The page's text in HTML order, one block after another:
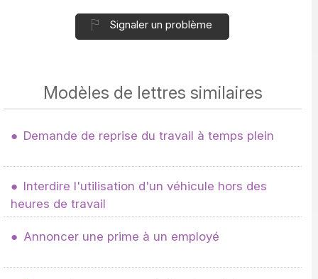
Signaler un problème
Modèles de lettres similaires
Demande de reprise du travail à temps plein
Interdire l'utilisation d'un véhicule hors des
heures de travail
Annoncer une prime à un employé